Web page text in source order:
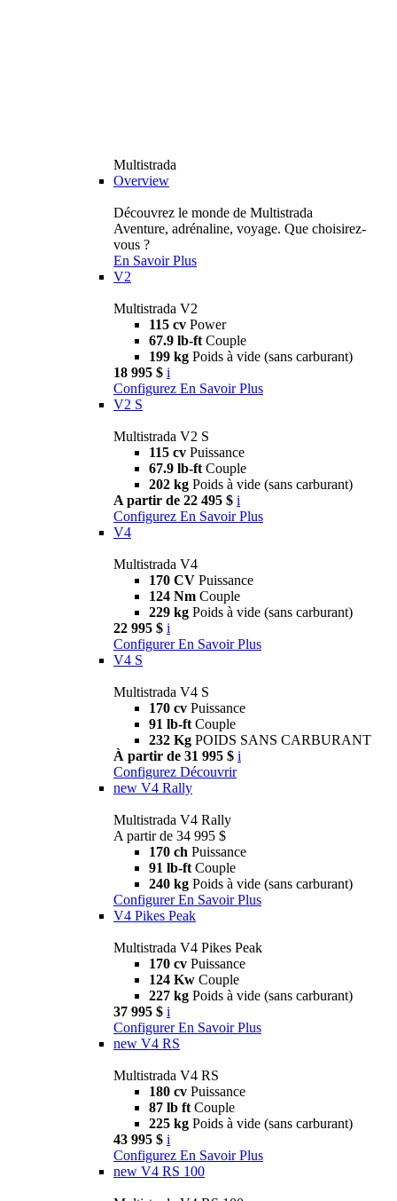
Multistrada
Overview
Découvrez le monde de Multistrada
Aventure, adrénaline, voyage. Que choisirez-
vous ?
En Savoir Plus
V2
Multistrada V2
115 cv Power
67.9 lb-ft Couple
199 kg Poids à vide (sans carburant)
18 995 $ i
Configurez En Savoir Plus
V2 S
Multistrada V2 S
115 cv Puissance
67.9 lb-ft Couple
202 kg Poids à vide (sans carburant)
A partir de 22 495 $ i
Configurez En Savoir Plus
V4
Multistrada V4
170 CV Puissance
124 Nm Couple
229 kg Poids à vide (sans carburant)
22 995 $ i
Configurer En Savoir Plus
V4 S
Multistrada V4 S
170 cv Puissance
91 lb-ft Couple
232 Kg POIDS SANS CARBURANT
À partir de 31 995 $ i
Configurez Découvrir
new V4 Rally
Multistrada V4 Rally
A partir de 34 995 $
170 ch Puissance
91 lb-ft Couple
240 kg Poids à vide (sans carburant)
Configurer En Savoir Plus
V4 Pikes Peak
Multistrada V4 Pikes Peak
170 cv Puissance
124 Kw Couple
227 kg Poids à vide (sans carburant)
37 995 $ i
Configurer En Savoir Plus
new V4 RS
Multistrada V4 RS
180 cv Puissance
87 lb ft Couple
225 kg Poids à vide (sans carburant)
43 995 $ i
Configurez En Savoir Plus
new V4 RS 100